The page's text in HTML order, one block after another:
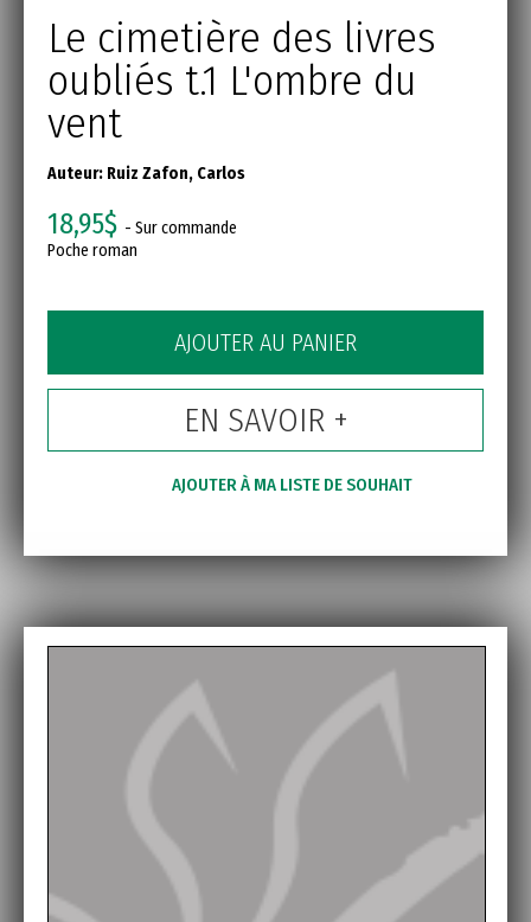
Le cimetière des livres
oubliés t.1 L'ombre du
vent
Auteur: Ruiz Zafon, Carlos
18,95$ - Sur commande
Poche roman
AJOUTER AU PANIER
EN SAVOIR +
AJOUTER À MA LISTE DE SOUHAIT